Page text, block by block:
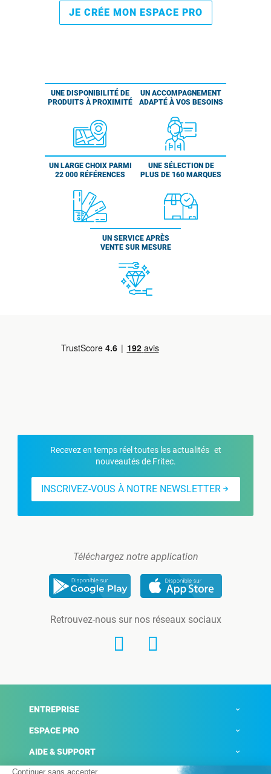
JE CRÉE MON ESPACE PRO
UNE DISPONIBILITÉ DE
PRODUITS À PROXIMITÉ
UN ACCOMPAGNEMENT
ADAPTÉ À VOS BESOINS
UN LARGE CHOIX PARMI
22 000 RÉFÉRENCES
UNE SÉLECTION DE
PLUS DE 160 MARQUES
UN SERVICE APRÈS
VENTE SUR MESURE
Recevez en temps réel toutes les actualités et
nouveautés de Fritec.
INSCRIVEZ-VOUS À NOTRE NEWSLETTER
Téléchargez notre application
Retrouvez-nous sur nos réseaux sociaux
ENTREPRISE
ESPACE PRO
AIDE & SUPPORT